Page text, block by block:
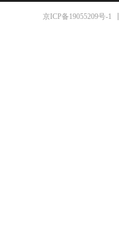
京ICP备19055209号-1